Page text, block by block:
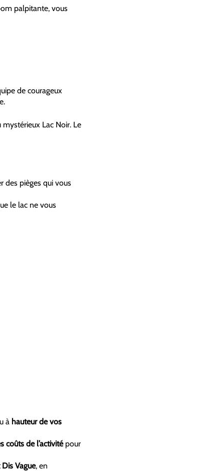
palpitante, vous
de courageux
Lac Noir. Le
des pièges qui vous
le lac ne vous
àhauteur de vos
coûts de l’activité pour
Vague, en